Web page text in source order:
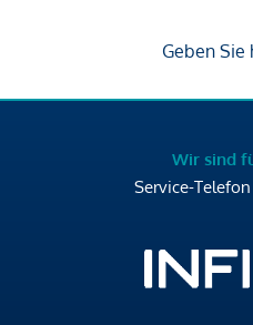
Geben Sie
Wir sind
Service-Telefon